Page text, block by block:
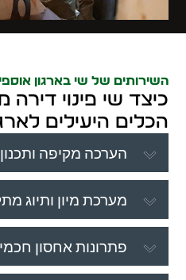
השירותים של שי בארגון
הכלים היעילים
הערכה מקיפה
מערכת מיון ותיוג
פתרונות אחסון